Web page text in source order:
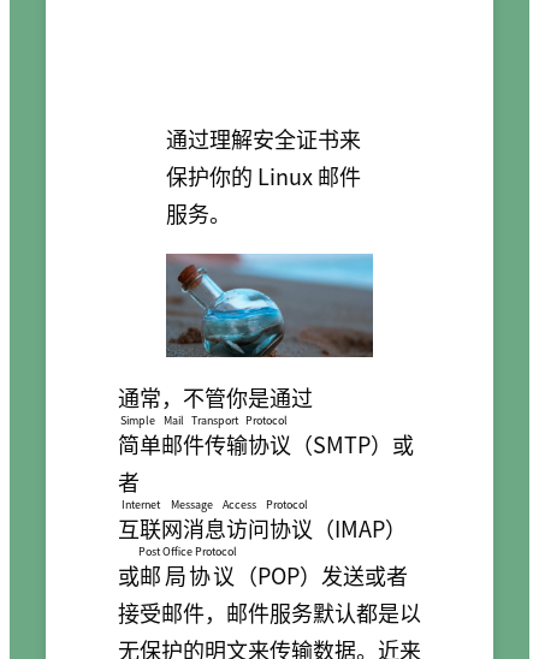
通过理解安全证书来
保护你的 Linux 邮件
服务。
通常，不管你是通过
简单邮件传输协议
Simple Mail Transport Protocol
（SMTP）或
者
互联网消息访问协议
Internet Message Access Protocol
（IMAP）
或邮局协议
Post Office Protocol
（POP）发送或者
接受邮件，邮件服务默认都是以
无保护的明文来传输数据。近来